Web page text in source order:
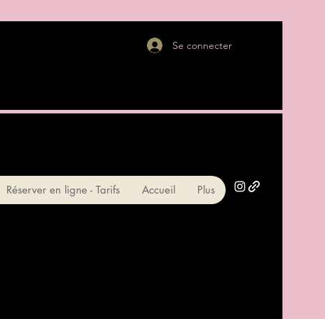
Se connecter
Réserver en ligne - Tarifs Accueil Plus